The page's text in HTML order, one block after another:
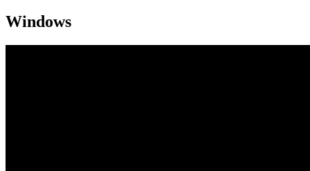
Windows